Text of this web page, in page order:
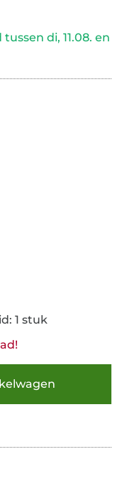
di, 11.08. en
1 stuk